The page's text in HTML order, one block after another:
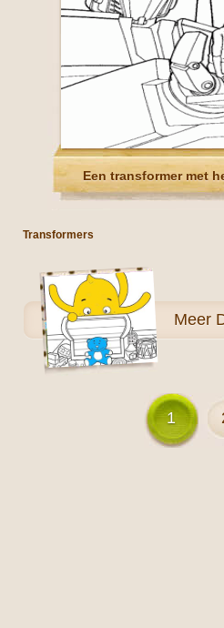
Een transformer met
Transformers
Meer
1